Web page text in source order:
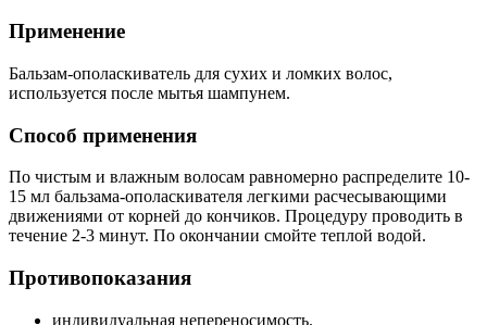
Применение
Бальзам-ополаскиватель для сухих и ломких волос,
используется после мытья шампунем.
Способ применения
По чистым и влажным волосам равномерно распределите 10-
15 мл бальзама-ополаскивателя легкими расчесывающими
движениями от корней до кончиков. Процедуру проводить в
течение 2-3 минут. По окончании смойте теплой водой.
Противопоказания
индивидуальная непереносимость.